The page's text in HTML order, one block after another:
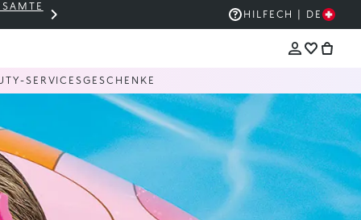
THE KIKO SALE: BIS ZU -50 %
HILFE CH | DE
SERVICESGESCHENKE